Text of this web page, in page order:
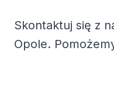
Skontaktuj się z
Opole.